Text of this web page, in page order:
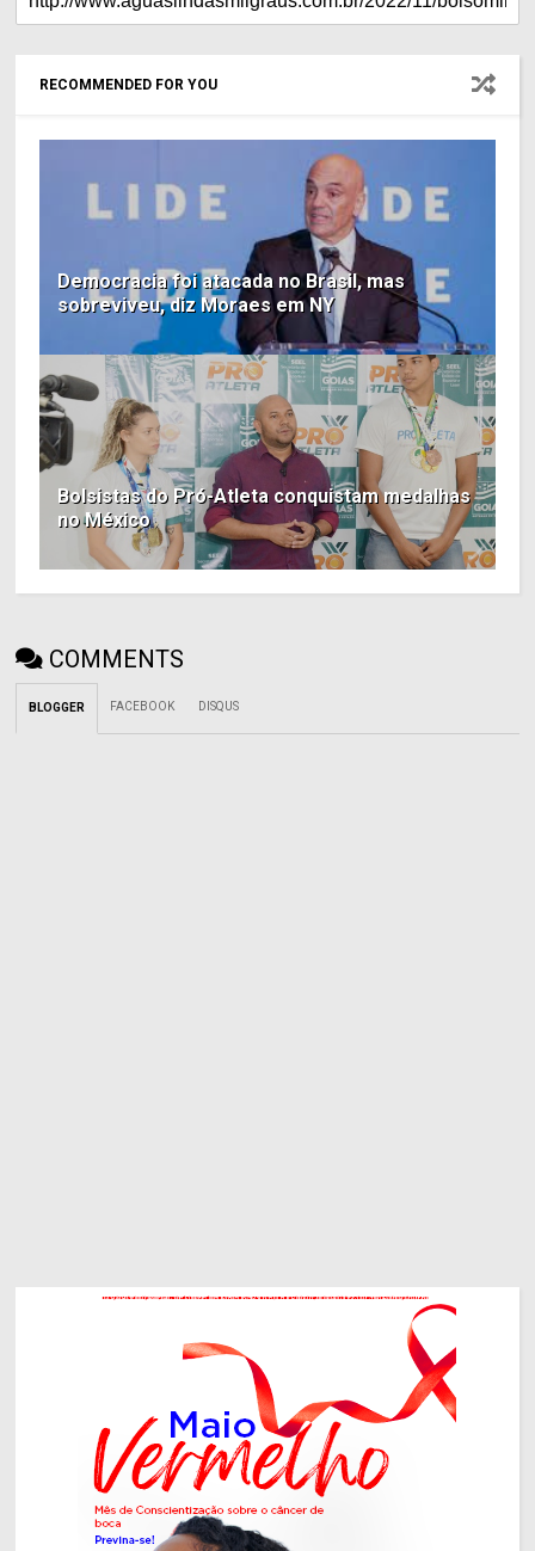
RECOMMENDED FOR YOU
Democracia foi atacada no Brasil, mas
sobreviveu, diz Moraes em NY
Bolsistas do Pró-Atleta conquistam medalhas
no México
COMMENTS
BLOGGER FACEBOOK DISQUS